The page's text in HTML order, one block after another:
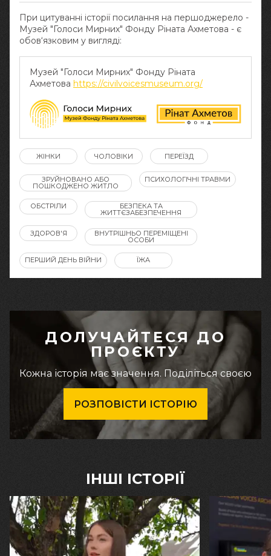
При цитуванні історії посилання на першоджерело -
Музей "Голоси Мирних" Фонду Ріната Ахметова - є
обов‘язковим у вигляді:
Музей "Голоси Мирних" Фонду Ріната
Ахметова https://civilvoicesmuseum.org/
ЖІНКИ ЧОЛОВІКИ ПЕРЕЇЗД
ЗРУЙНОВАНО АБО
ПОШКОДЖЕНО ЖИТЛО
ПСИХОЛОГІЧНІ ТРАВМИ
ОБСТРІЛИ БЕЗПЕКА ТА
ЖИТТЄЗАБЕЗПЕЧЕННЯ
ЗДОРОВ'Я ВНУТРІШНЬО ПЕРЕМІЩЕНІ
ОСОБИ
ПЕРШИЙ ДЕНЬ ВІЙНИ ЇЖА
ДОЛУЧАЙТЕСЯ ДО
ПРОЄКТУ
Кожна історія має значення. Поділіться своєю
РОЗПОВІСТИ ІСТОРІЮ
ІНШІ ІСТОРІЇ